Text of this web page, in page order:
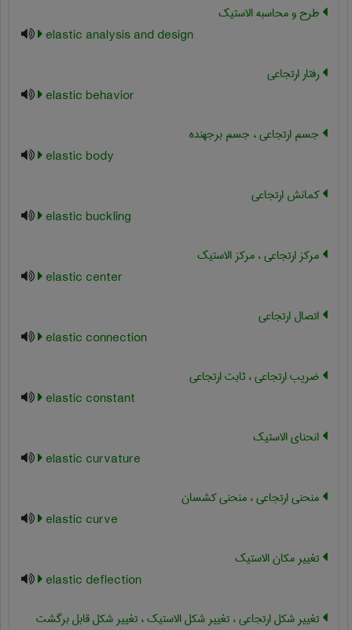
طرح و محاسبه الاستیک
elastic analysis and design
رفتار ارتجاعی
elastic behavior
جسم ارتجاعی ، جسم برجهنده
elastic body
کمانش ارتجاعی
elastic buckling
مرکز ارتجاعی ، مرکز الاستیک
elastic center
اتصال ارتجاعی
elastic connection
ضریب ارتجاعی ، ثابت ارتجاعی
elastic constant
انحنای الاستیک
elastic curvature
منحنی ارتجاعی ، منحنی کشسان
elastic curve
تغییر مکان الاستیک
elastic deflection
تغییر شکل ارتجاعی ، تغییر شکل الاستیک ، تغییر شکل قابل برگشت